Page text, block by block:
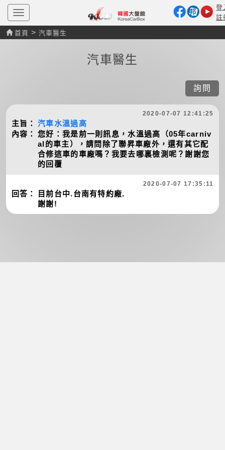
T
o
g
g
o
n
登
註
首頁 > 汽車醫生
汽車醫生
詢問
2020-07-07 12:41:25
主旨： 汽車水溫過高
內容： 您好：我是前一則訊息，水溫過高（05年carniv
al的車主），請問除了聯昇車廠外，還有其它配
合修這車的車廠嗎？我要去哪裏檢測呢？謝謝您
的回覆
2020-07-07 17:35:11
回答：
目前台中.台南有特約廠.
謝謝!